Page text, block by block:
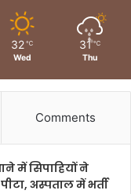
32 ℃
Wed
31 ℃
Thu
Comments
में सिपाहियों ने
अस्पताल में भर्ती